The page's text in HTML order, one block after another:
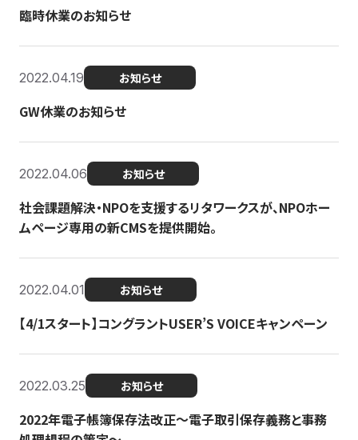
臨時休業のお知らせ
2022.04.19 お知らせ
GW休業のお知らせ
2022.04.06 お知らせ
社会課題解決・NPOを支援するリタワークスが、NPOホー
ムページ専用の新CMSを提供開始。
2022.04.01 お知らせ
【4/1スタート】コングラントUSER’S VOICEキャンペーン
2022.03.25 お知らせ
2022年電子帳簿保存法改正～電子取引保存義務と事務